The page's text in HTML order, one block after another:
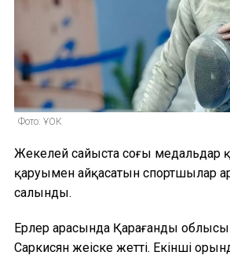
Фото: ҰОК
Жекелей сайыста соңғы
қаруымен айқасатын спортшылар
салынды.
Ерлер арасында Қарағанды
Саркисян жеңіске жетті. Екінші